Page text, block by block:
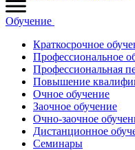
Обучение
Краткосрочное
Профессиональное
Профессиональная
Повышение
Очное обучение
Заочное обучение
Очно-заочное
Дистанционное
Семинары